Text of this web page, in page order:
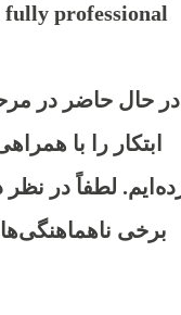
professional
ابتکار را با
لطفاً در
برخی